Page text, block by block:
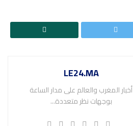
LE24.MA
أخبار المغرب والعالم على مدار الساعة
بوجهات نظر متعددة...